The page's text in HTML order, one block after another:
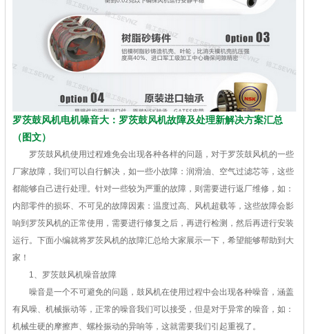
罗茨鼓风机电机噪音大：罗茨鼓风机故障及处理新解决方案汇总
（图文）
罗茨鼓风机使用过程难免会出现各种各样的问题，对于罗茨鼓风机的一些
厂家故障，我们可以自行解决，如一些小故障：润滑油、空气过滤芯等，这些
都能够自己进行处理。针对一些较为严重的故障，则需要进行返厂维修，如：
内部零件的损坏、不可见的故障因素：温度过高、风机超载等，这些故障会影
响到罗茨风机的正常使用，需要进行修复之后，再进行检测，然后再进行安装
运行。下面小编就将罗茨风机的故障汇总给大家展示一下，希望能够帮助到大
家！
1、罗茨鼓风机噪音故障
噪音是一个不可避免的问题，鼓风机在使用过程中会出现各种噪音，涵盖
有风噪、机械振动等，正常的噪音我们可以接受，但是对于异常的噪音，如：
机械生硬的摩擦声、螺栓振动的异响等，这就需要我们引起重视了。